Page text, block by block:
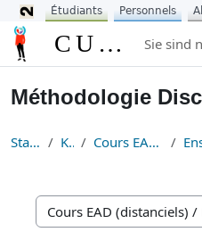
Zum Hauptinhalt CURSUS Sie sind
Méthodologie
Startseite Kurse Cours EAD (distanciels)
Kursbereiche
Étudiants Personnels